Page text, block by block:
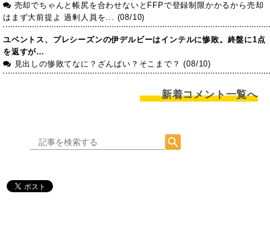
売却でちゃんと帳尻を合わせないとFFPで登録制限かかるから売却
はまず大前提よ 過剰人員を... (08/10)
ユベントス、プレシーズンの伊デルビーはインテルに惨敗。終盤に1点
を返すが…
見出しの惨敗てなに？ざんぱい？そこまで？ (08/10)
新着コメント一覧へ